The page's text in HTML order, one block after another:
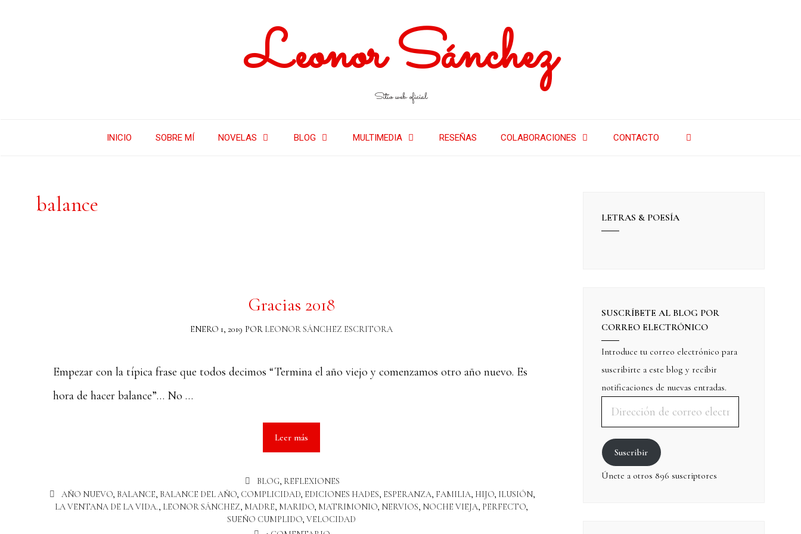
Leonor Sánchez
Sitio web oficial
INICIO SOBRE MÍ NOVELAS BLOG MULTIMEDIA RESEÑAS COLABORACIONES CONTACTO
balance
Gracias 2018
ENERO 1, 2019 POR LEONOR SÁNCHEZ ESCRITORA
Empezar con la típica frase que todos decimos “Termina el año viejo y comenzamos otro año nuevo. Es
hora de hacer balance”… No …
Leer más
BLOG, REFLEXIONES
AÑO NUEVO, BALANCE, BALANCE DEL AÑO, COMPLICIDAD, EDICIONES HADES, ESPERANZA, FAMILIA, HIJO, ILUSIÓN,
LA VENTANA DE LA VIDA., LEONOR SÁNCHEZ, MADRE, MARIDO, MATRIMONIO, NERVIOS, NOCHE VIEJA, PERFECTO,
SUEÑO CUMPLIDO,VELOCIDAD
LETRAS & POESÍA
SUSCRÍBETE AL BLOG POR
CORREO ELECTRÓNICO
Introduce tu correo electrónico para
suscribirte a este blog y recibir
notificaciones de nuevas entradas.
Suscribir
Únete a otros 896 suscriptores